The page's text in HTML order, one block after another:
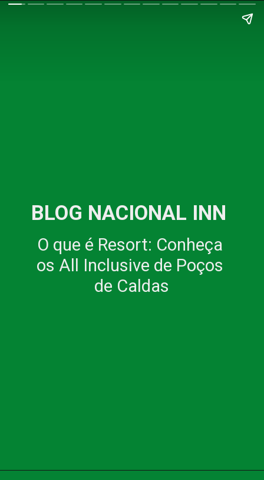
BLOG NACIONAL INN
O que é Resort: Conheça
os All Inclusive de Poços
de Caldas